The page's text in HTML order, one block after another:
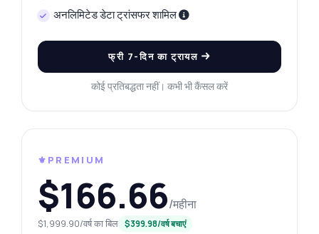
अनलिमिटेड डेटा ट्रांसफर शामिल
फ्री 7-दिन का ट्रायल
कोई प्रतिबद्धता नहीं। कभी भी कैंसल करें
⚜️PREMIUM
$166.66/महीना
$1,999.90/वर्ष का बिल $399.98/वर्ष बचाएं